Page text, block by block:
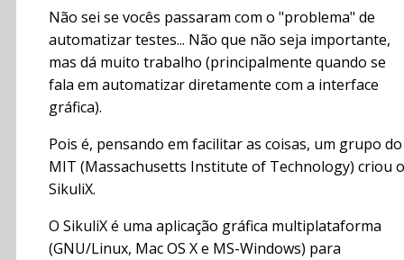
Não sei se vocês passaram com o "problema" de
automatizar testes... Não que não seja importante,
mas dá muito trabalho (principalmente quando se
fala em automatizar diretamente com a interface
gráfica).
Pois é, pensando em facilitar as coisas, um grupo do
MIT (Massachusetts Institute of Technology) criou o
SikuliX.
O SikuliX é uma aplicação gráfica multiplataforma
(GNU/Linux, Mac OS X e MS-Windows) para